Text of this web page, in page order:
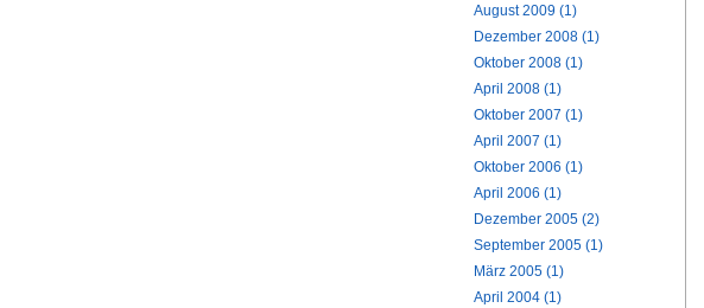
August 2009 (1)
Dezember 2008 (1)
Oktober 2008 (1)
April 2008 (1)
Oktober 2007 (1)
April 2007 (1)
Oktober 2006 (1)
April 2006 (1)
Dezember 2005 (2)
September 2005 (1)
März 2005 (1)
April 2004 (1)